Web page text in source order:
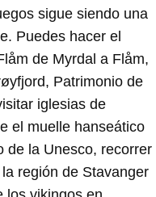
sigue siendo una
Puedes hacer el
de Myrdal a Flåm,
Patrimonio de
iglesias de
el muelle hanseático
de la Unesco, recorrer
región de Stavanger